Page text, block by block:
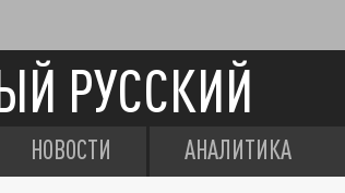
РУССКИЙ
НОВОСТИ АНАЛИТИКА